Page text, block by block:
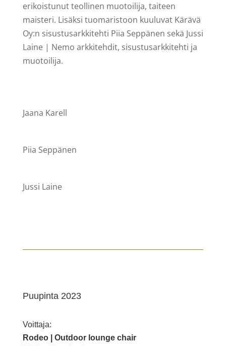
erikoistunut teollinen muotoilija, taiteen
maisteri. Lisäksi tuomaristoon kuuluvat Kärävä
Oy:n sisustusarkkitehti Piia Seppänen sekä Jussi
Laine | Nemo arkkitehdit, sisustusarkkitehti ja
muotoilija.
Jaana Karell
Piia Seppänen
Jussi Laine
Puupinta 2023
Voittaja:
Rodeo | Outdoor lounge chair